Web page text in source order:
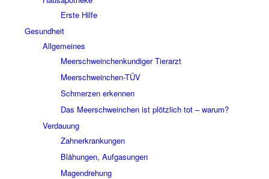
Erste Hilfe
Gesundheit
Allgemeines
Meerschweinchenkundiger Tierarzt
Meerschweinchen-TÜV
Schmerzen erkennen
Das Meerschweinchen ist plötzlich tot – warum?
Verdauung
Zahnerkrankungen
Blähungen, Aufgasungen
Magendrehung